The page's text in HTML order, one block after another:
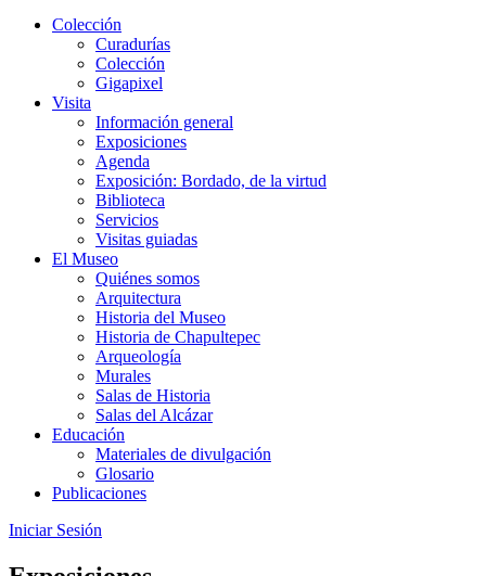
Colección
Curadurías
Colección
Gigapixel
Visita
Información general
Exposiciones
Agenda
Exposición: Bordado, de la virtud
Biblioteca
Servicios
Visitas guiadas
El Museo
Quiénes somos
Arquitectura
Historia del Museo
Historia de Chapultepec
Arqueología
Murales
Salas de Historia
Salas del Alcázar
Educación
Materiales de divulgación
Glosario
Publicaciones
Iniciar Sesión